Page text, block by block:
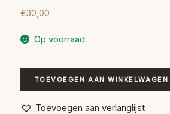
€30,00
Op voorraad
Handgemaakte
Oorbellen
Mocca
TOEVOEGEN AAN WINKELWAGEN
Toevoegen aan verlanglijst